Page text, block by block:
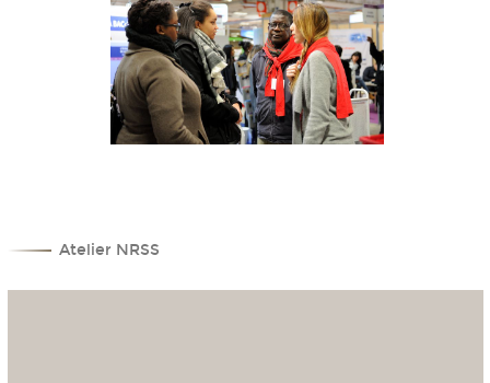
Atelier NRSS